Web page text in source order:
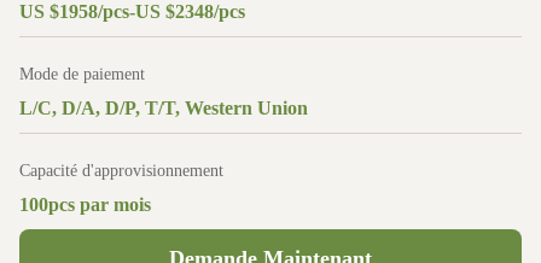
US $1958/pcs-US $2348/pcs
Mode de paiement
L/C, D/A, D/P, T/T, Western Union
Capacité d'approvisionnement
100pcs par mois
Demande Maintenant